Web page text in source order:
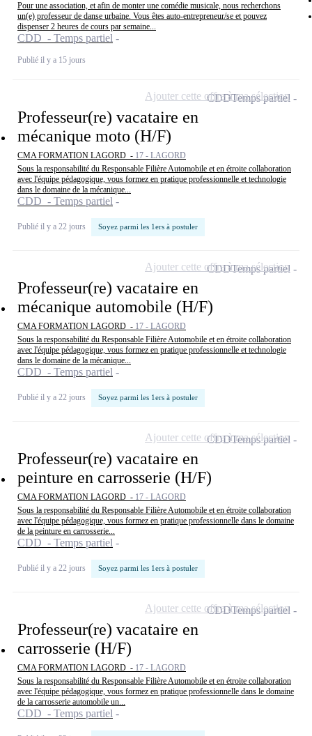
Pour une association, et afin de monter une comédie musicale, nous recherchons
un(e) professeur de danse urbaine. Vous êtes auto-entrepreneur/se et pouvez
dispenser 2 heures de cours par semaine...
CDD - Temps partiel
Publié il y a 15 jours
Professeur(re) vacataire en
mécanique moto (H/F)
CMA FORMATION LAGORD - 17 - LAGORD
Sous la responsabilité du Responsable Filière Automobile et en étroite collaboration
avec l'équipe pédagogique, vous formez en pratique professionnelle et technologie
dans le domaine de la mécanique...
CDD - Temps partiel
Publié il y a 22 jours Soyez parmi les 1ers à postuler
CDDTemps partiel
Ajouter cette offre à ma sélection
Professeur(re) vacataire en
mécanique automobile (H/F)
CMA FORMATION LAGORD - 17 - LAGORD
Sous la responsabilité du Responsable Filière Automobile et en étroite collaboration
avec l'équipe pédagogique, vous formez en pratique professionnelle et technologie
dans le domaine de la mécanique...
CDD - Temps partiel
Publié il y a 22 jours Soyez parmi les 1ers à postuler
CDDTemps partiel
Ajouter cette offre à ma sélection
Professeur(re) vacataire en
peinture en carrosserie (H/F)
CMA FORMATION LAGORD - 17 - LAGORD
Sous la responsabilité du Responsable Filière Automobile et en étroite collaboration
avec l'équipe pédagogique, vous formez en pratique professionnelle dans le domaine
de la peinture en carrosserie...
CDD - Temps partiel
Publié il y a 22 jours Soyez parmi les 1ers à postuler
CDDTemps partiel
Ajouter cette offre à ma sélection
Professeur(re) vacataire en
carrosserie (H/F)
CMA FORMATION LAGORD - 17 - LAGORD
Sous la responsabilité du Responsable Filière Automobile et en étroite collaboration
avec l'équipe pédagogique, vous formez en pratique professionnelle dans le domaine
de la carrosserie automobile un...
CDD - Temps partiel
CDDTemps partiel
Ajouter cette offre à ma sélection